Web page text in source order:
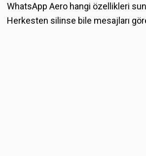
WhatsApp Aero hangi özellikleri
Herkesten silinse bile mesajları